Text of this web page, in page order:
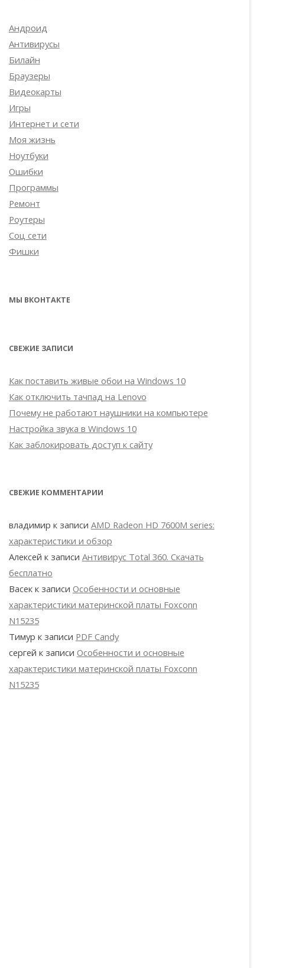
Андроид
Антивирусы
Билайн
Браузеры
Видеокарты
Игры
Интернет и сети
Моя жизнь
Ноутбуки
Ошибки
Программы
Ремонт
Роутеры
Соц сети
Фишки
МЫ ВКОНТАКТЕ
СВЕЖИЕ ЗАПИСИ
Как поставить живые обои на Windows 10
Как отключить тачпад на Lenovo
Почему не работают наушники на компьютере
Настройка звука в Windows 10
Как заблокировать доступ к сайту
СВЕЖИЕ КОММЕНТАРИИ
владимир к записи AMD Radeon HD 7600M series:
характеристики и обзор
Алексей к записи Антивирус Total 360. Скачать
бесплатно
Васекк записи Особенности и основные
характеристики материнской платы Foxconn
N15235
Тимур к записи PDF Candy
сергей к записи Особенности и основные
характеристики материнской платы Foxconn
N15235